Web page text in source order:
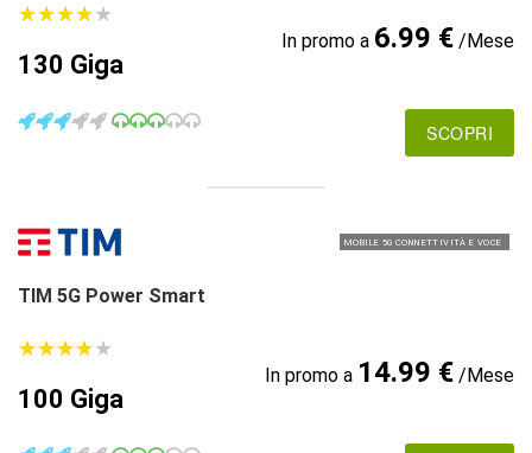
★★★★★
★★★★★
130 Giga
In promo a 6.99 €/Mese
SCOPRI
MOBILE 5G CONNETTIVITÀ E VOCE
TIM 5G Power Smart
★★★★★
★★★★★
100 Giga
In promo a 14.99 €/Mese